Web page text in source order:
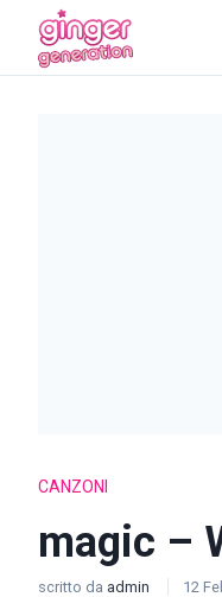
CANZONI
magic –
scritto da admin 12